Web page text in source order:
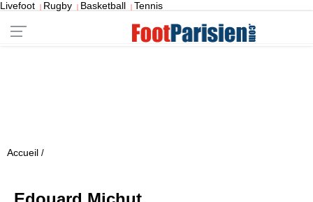
Livefoot | Rugby | Basketball | Tennis
Accueil /